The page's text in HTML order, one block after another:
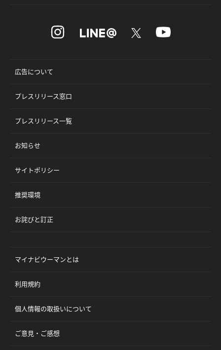
広告について
プレスリリース窓口
プレスリリース一覧
お知らせ
サイトポリシー
推奨環境
お詫びと訂正
マイナビウーマンとは
利用規約
個人情報の取扱いについて
ご意見・ご感想